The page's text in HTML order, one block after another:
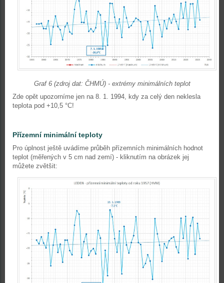
Graf 6 (zdroj dat: ČHMÚ) - extrémy minimálních teplot
Zde opět upozorníme jen na 8. 1. 1994, kdy za celý den neklesla
teplota pod +10,5 °C!
Přízemní minimální teploty
Pro úplnost ještě uvádíme průběh přízemních minimálních hodnot
teplot (měřených v 5 cm nad zemí) - kliknutím na obrázek jej
můžete zvětšit: